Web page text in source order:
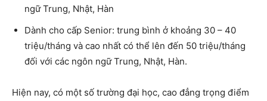
ngữ Trung, Nhật, Hàn
Dành cho cấp Senior: trung bình ở khoảng 30 – 40
triệu/tháng và cao nhất có thể lên đến 50 triệu/tháng
đối với các ngôn ngữ Trung, Nhật, Hàn.
Hiện nay, có một số trường đại học, cao đẳng trọng điểm